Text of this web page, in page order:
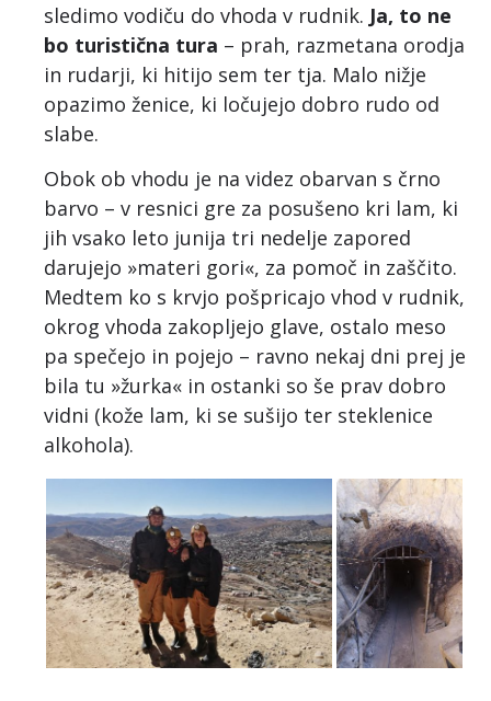
sledimo vodiču do vhoda v rudnik. Ja, to ne
bo turistična tura – prah, razmetana orodja
in rudarji, ki hitijo sem ter tja. Malo nižje
opazimo ženice, ki ločujejo dobro rudo od
slabe.
Obok ob vhodu je na videz obarvan s črno
barvo – v resnici gre za posušeno kri lam, ki
jih vsako leto junija tri nedelje zapored
darujejo »materi gori«, za pomoč in zaščito.
Medtem ko s krvjo pošpricajo vhod v rudnik,
okrog vhoda zakopljejo glave, ostalo meso
pa spečejo in pojejo – ravno nekaj dni prej je
bila tu »žurka« in ostanki so še prav dobro
vidni (kože lam, ki se sušijo ter steklenice
alkohola).